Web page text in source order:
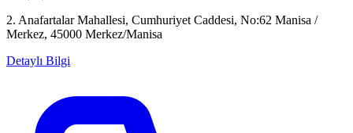
2. Anafartalar Mahallesi, Cumhuriyet Caddesi, No:62 Manisa /
Merkez, 45000 Merkez/Manisa
Detaylı Bilgi